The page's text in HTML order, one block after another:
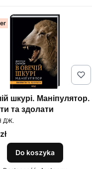
шкурі. Маніпулятор.
та здолати
ДЖ.
Do koszyka